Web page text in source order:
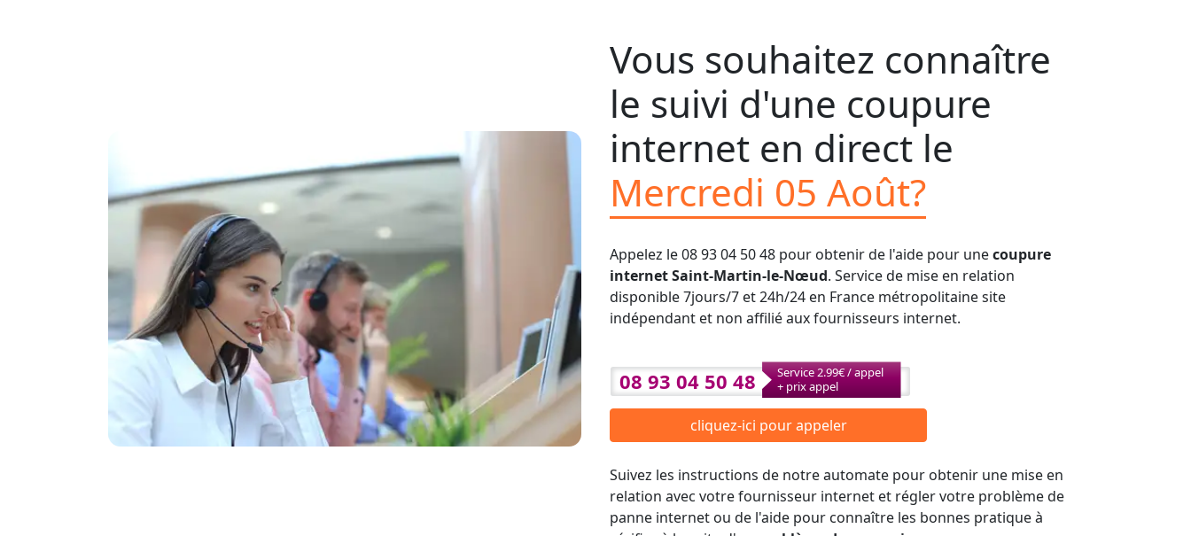
Vous souhaitez connaître
le suivi d'une coupure
internet en direct le
Mercredi 05 Août?
Appelez le 08 93 04 50 48 pour obtenir de l'aide pour unecoupure
internet Saint-Martin-le-Nœud. Service de mise en relation
disponible 7jours/7 et 24h/24 en France métropolitaine site
indépendant et non affilié aux fournisseurs internet.
08 93 04 50 48
Service 2.99€ / appel
+ prix appel
cliquez-ici pour appeler
Suivez les instructions de notre automate pour obtenir une mise en
relation avec votre fournisseur internet et régler votre problème de
panne internet ou de l'aide pour connaître les bonnes pratique à